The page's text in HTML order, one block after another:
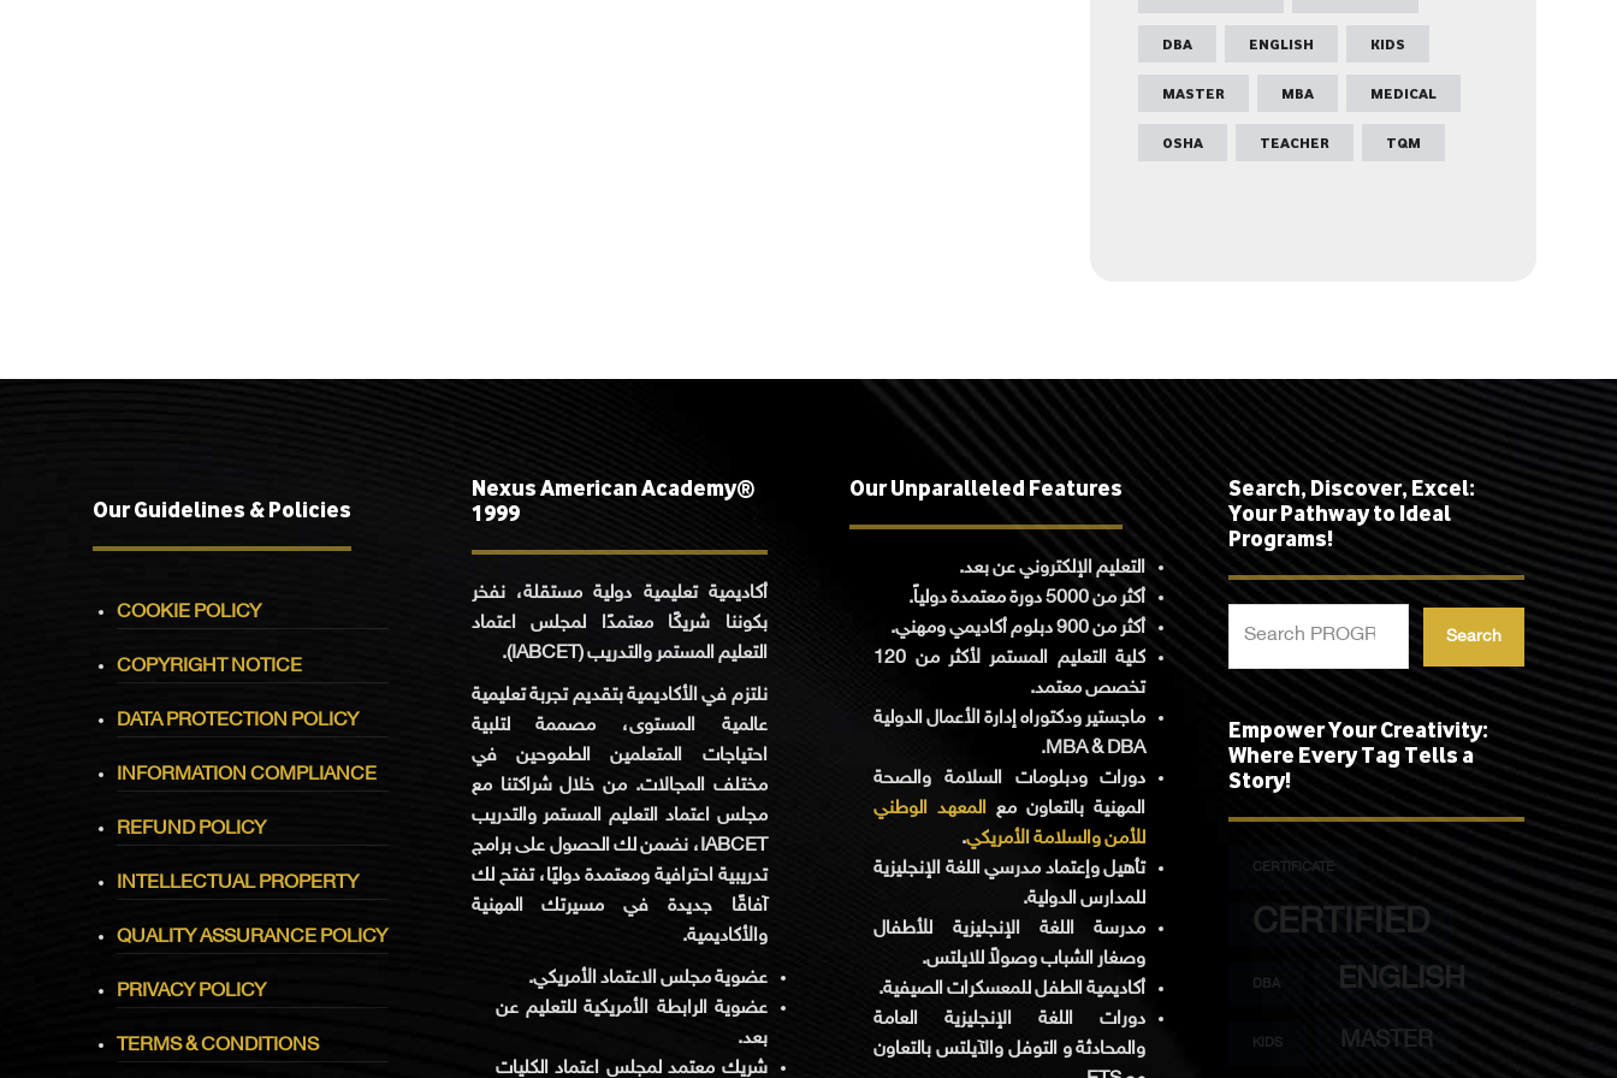
DBA
ENGLISH
KIDS
MASTER
MBA
MEDICAL
OSHA
TEACHER TQM
Our Guidelines & Policies
COOKIE POLICY
COPYRIGHT NOTICE
DATA PROTECTION POLICY
INFORMATION COMPLIANCE
REFUND POLICY
INTELLECTUAL PROPERTY
QUALITY ASSURANCE POLICY
PRIVACY POLICY
TERMS & CONDITIONS
Nexus American Academy®
1999
أكاديمية تعليمية دولية مستقلة، نفخر
بكوننا شريكًا معتمدًا لمجلس اعتماد
التعليم المستمر والتدريب (IABCET).
نلتزم في الأكاديمية بتقديم تجربة تعليمية
عالمية المستوى، مصممة لتلبية
احتياجات المتعلمين الطموحين في
مختلف المجالات. من خلال شراكتنا مع
مجلس اعتماد التعليم المستمر والتدريب
IABCET، نضمن لك الحصول على برامج
تدريبية احترافية ومعتمدة دوليًا، تفتح لك
آفاقًا جديدة في مسيرتك المهنية
والأكاديمية.
عضوية مجلس الاعتماد الأمريكي.
عضوية الرابطة الأمريكية للتعليم عن
بعد.
شريك معتمد لمجلس اعتماد الكليات
Our Unparalleled Features
التعليم الإلكتروني عن بعد.
أكثر من 5000 دورة معتمدة دولياً.
أكثر من 900 دبلوم أكاديمي ومهني.
كلية التعليم المستمر لأكثر من 120
تخصص معتمد.
ماجستير ودكتوراه إدارة الأعمال الدولية
MBA & DBA.
دورات ودبلومات السلامة والصحة
المهنية بالتعاون مع المعهد الوطني
للأمن والسلامة الأمريكي.
تأهيل وإعتماد مدرسي اللغة الإنجليزية
للمدارس الدولية.
مدرسة اللغة الإنجليزية للأطفال
وصغار الشباب وصولاً للايلتس.
أكاديمية الطفل للمعسكرات الصيفية.
دورات اللغة الإنجليزية العامة
والمحادثة و التوفل والآيلتس بالتعاون
Search, Discover, Excel:
Your Pathway to Ideal
Programs!
Search
Empower Your Creativity:
Where Every Tag Tells a
Story!
CERTIFICATE
CERTIFIED
DBA ENGLISH
KIDS MASTER